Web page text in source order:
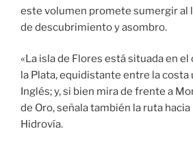
este volumen promete sumergir al
de descubrimiento y asombro.
«La isla de Flores está situada en el
la Plata, equidistante entre la costa
Inglés; y, si bien mira de frente a
de Oro, señala también la ruta
Hidrovía.